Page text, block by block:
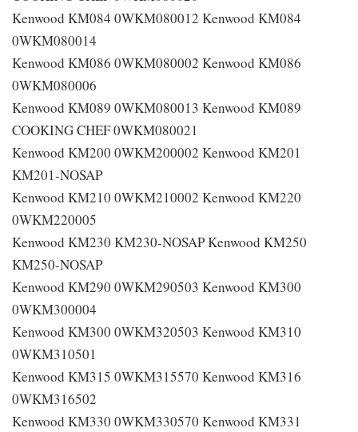
Kenwood KM084 0WKM080012 Kenwood KM084
0WKM080014
Kenwood KM086 0WKM080002 Kenwood KM086
0WKM080006
Kenwood KM089 0WKM080013 Kenwood KM089
COOKING CHEF 0WKM080021
Kenwood KM200 0WKM200002 Kenwood KM201
KM201-NOSAP
Kenwood KM210 0WKM210002 Kenwood KM220
0WKM220005
Kenwood KM230 KM230-NOSAP Kenwood KM250
KM250-NOSAP
Kenwood KM290 0WKM290503 Kenwood KM300
0WKM300004
Kenwood KM300 0WKM320503 Kenwood KM310
0WKM310501
Kenwood KM315 0WKM315570 Kenwood KM316
0WKM316502
Kenwood KM330 0WKM330570 Kenwood KM331